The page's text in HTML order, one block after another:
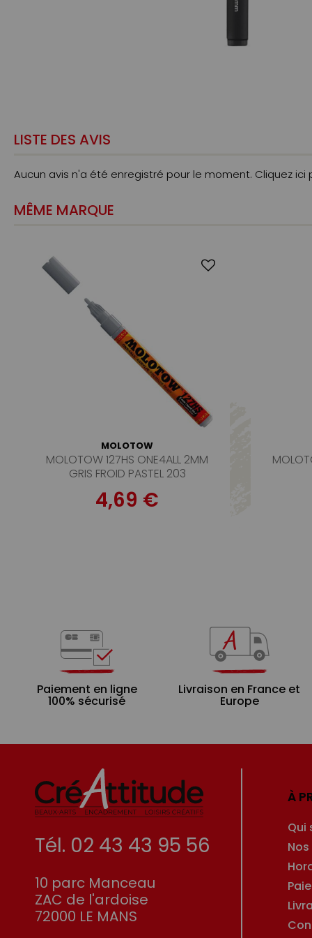
LISTE DES AVIS
Aucun avis n'a été enregistré pour le moment. Cliquez ici
MÊME MARQUE
MOLOTOW
MOLOTOW 127HS ONE4ALL 2MM
GRIS FROID PASTEL 203
4,69 €
Paiement en ligne
100% sécurisé
Livraison en France et
Europe
Tél. 02 43 43 95 56
10 parc Manceau
ZAC de l'ardoise
72000 LE MANS
À
Qui